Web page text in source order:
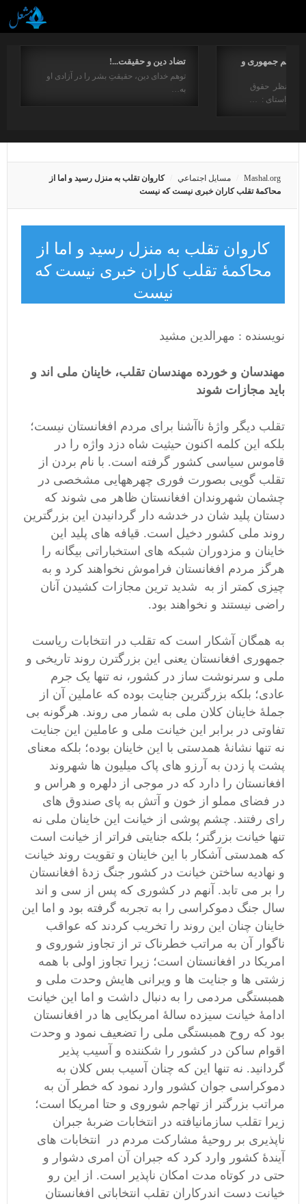
تضاد دین و حقیقت...!
توهم خدای دین، حقیقتِ بشر را در آزادی او
به…
جمهوری و
از منظر حقوق
در راستای : …
Mashal.org مسايل اجتماعي
کاروان تقلب به منزل رسید و اما از
محاکمۀ تقلب کاران خبری نیست که نیست
کاروان تقلب به منزل رسید و اما از
محاکمۀ تقلب کاران خبری نیست که
نیست
نویسنده : مهرالدین مشید
مهندسان و خورده مهندسان تقلب، خاینان ملی اند و
باید مجازات شوند
تقلب دیگر واژۀ ناآشنا برای مردم افغانستان نیست؛
بلکه این کلمه اکنون حیثیت شاه دزد واژه را در
قاموس سیاسی کشور گرفته است. با نام بردن از
تقلب گویی بصورت فوری چهرههایی مشخصی در
چشمان شهروندان افغانستان ظاهر می شوند که
دستان پلید شان در خدشه دار گردانیدن این بزرگترین
روند ملی کشور دخیل است. قیافه های پلید این
خاینان و مزدوران شبکه های استخباراتی بیگانه را
هرگز مردم افغانستان فراموش نخواهند کرد و به
چیزی کمتر از به شدید ترین مجازات کشیدن آنان
راضی نیستند و نخواهند بود.
به همگان آشکار است که تقلب در انتخابات ریاست
جمهوری افغانستان یعنی این بزرگترن روند تاریخی و
ملی و سرنوشت ساز در کشور، نه تنها یک جرم
عادی؛ بلکه بزرگترین جنایت بوده که عاملین آن از
جملۀ خاینان کلان ملی به شمار می روند. هرگونه بی
تفاوتی در برابر این خیانت ملی و عاملین این جنایت
نه تنها نشانۀ همدستی با این خاینان بوده؛ بلکه معنای
پشت پا زدن به آرزو های پاک میلیون ها شهروند
افغانستان را دارد که در موجی از دلهره و هراس و
در فضای مملو از خون و آتش به پای صندوق های
رای رفتند. چشم پوشی از خیانت این خاینان ملی نه
تنها خیانت بزرگتر؛ بلکه جنایتی فراتر از خیانت است
که همدستی آشکار با این خاینان و تقویت روند خیانت
و نهادیه ساختن خیانت در کشور جنگ زدۀ افغانستان
را بر می تابد. آنهم در کشوری که پس از سی و اند
سال جنگ دموکراسی را به تجربه گرفته بود و اما این
خاینان چنان این روند را تخریب کردند که عواقب
ناگوار آن به مراتب خطرناک تر از تجاوز شوروی و
امریکا در افغانستان است؛ زیرا تجاوز اولی با همه
زشتی ها و جنایت ها و ویرانی هایش وحدت ملی و
همبستگی مردمی را به دنبال داشت و اما این خیانت
ادامۀ خیانت سیزده سالۀ امریکایی ها در افغانستان
بود که روح همبستگی ملی را تضعیف نمود و وحدت
اقوام ساکن در کشور را شکننده و آسیب پذیر
گردانید. نه تنها این که چنان آسیب بس کلان به
دموکراسی جوان کشور وارد نمود که خطر آن به
مراتب بزرگتر از تهاجم شوروی و حتا امریکا است؛
زیرا تقلب سازمانیافته در انتخابات ضربۀ جبران
ناپذیری بر روحیۀ مشارکت مردم در انتخابات های
آیندۀ کشور وارد کرد که جبران آن امری دشوار و
حتی در کوتاه مدت امکان ناپذیر است. از این رو
خیانت دست اندرکاران تقلب انتخاباتی افغانستان